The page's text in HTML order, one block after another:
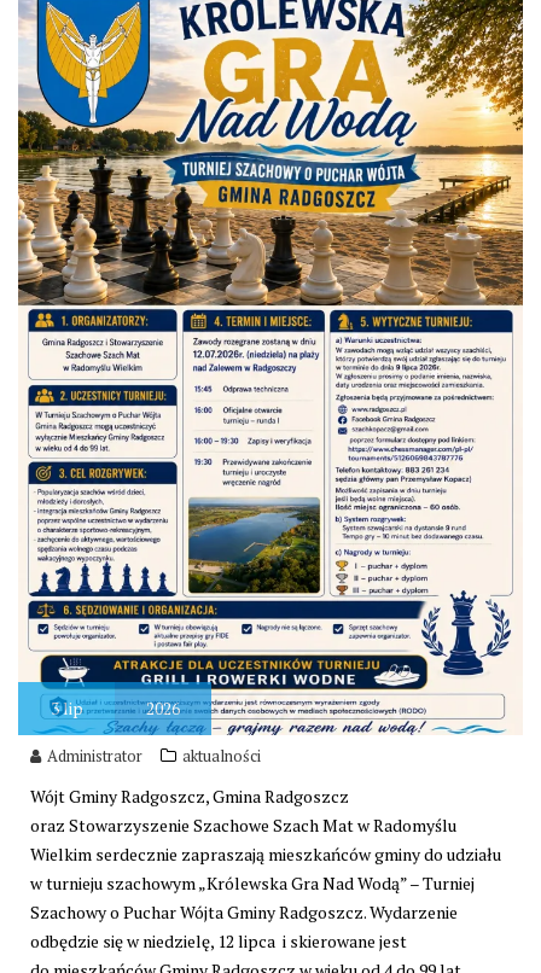
3lip 2026
Administrator aktualności
Wójt Gminy Radgoszcz, Gmina Radgoszcz
oraz Stowarzyszenie Szachowe Szach Mat w Radomyślu
Wielkim serdecznie zapraszają mieszkańców gminy do udziału
w turnieju szachowym „Królewska Gra Nad Wodą” – Turniej
Szachowy o Puchar Wójta Gminy Radgoszcz. Wydarzenie
odbędzie się w niedzielę, 12 lipca i skierowane jest